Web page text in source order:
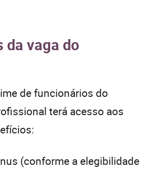
da vaga do
de funcionários do
terá acesso aos
(conforme a elegibilidade